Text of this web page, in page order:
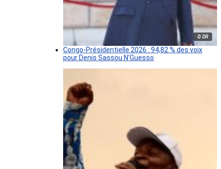
© DR
Congo-Présidentielle 2026 : 94,82 % des voix
pour Denis Sassou N’Guesso